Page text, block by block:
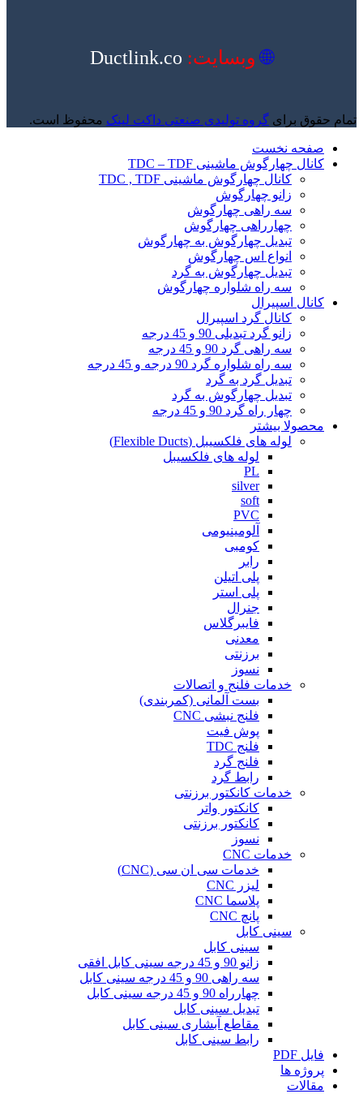
🌐 وبسایت:
تمام حقوق برای گروه تولیدی صنعتی داکت لینک محفوظ است.
صفحه نخست
کانال چهارگوش ماشینی TDC – TDF
کانال چهارگوش ماشینی TDC , TDF
زانو چهارگوش
سه راهی چهارگوش
چهارراهی چهارگوش
تبدیل چهارگوش به چهارگوش
انواع اس چهارگوش
تبدیل چهارگوش به گرد
سه راه شلواره چهارگوش
کانال اسپیرال
کانال گرد اسپیرال
زانو گرد تبدیلی 90 و 45 درجه
سه راهی گرد 90 و 45 درجه
سه راه شلواره گرد 90 درجه و 45 درجه
تبدیل گرد به گرد
تبدیل چهارگوش به گرد
چهار راه گرد 90 و 45 درجه
محصولا بیشتر
لوله های فلکسیبل (Flexible Ducts)
لوله های فلکسیبل
PL
silver
soft
PVC
آلومینیومی
کومبی
رابر
پلی اتیلن
پلی استر
جنرال
فایبرگلاس
معدنی
برزنتی
نسوز
خدمات فلنج و اتصالات
بست آلمانی (کمربندی)
فلنج نبشی CNC
پوش فیت
فلنج TDC
فلنج گرد
رابط گرد
خدمات کانکتور برزنتی
کانکتور واتر
کانکتور برزنتی
نسوز
خدمات CNC
خدمات سی ان سی (CNC)
لیزر CNC
پلاسما CNC
پانچ CNC
سینی کابل
سینی کابل
زانو 90 و 45 درجه سینی کابل افقی
سه راهی 90 و 45 درجه سینی کابل
چهارراه 90 و 45 درجه سینی کابل
تبدیل سینی کابل
مقاطع آبشاری سینی کابل
رابط سینی کابل
فایل PDF
پروژه ها
مقالات